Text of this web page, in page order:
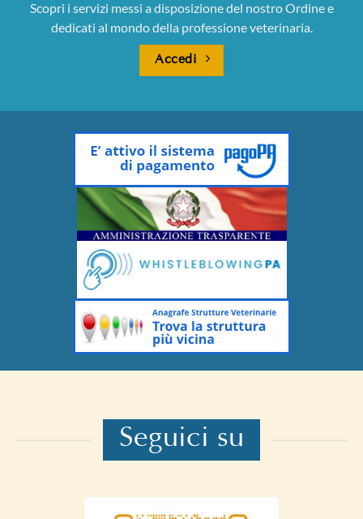
Scopri i servizi messi a disposizione del nostro Ordine e
dedicati al mondo della professione veterinaria.
Accedi
Seguici su